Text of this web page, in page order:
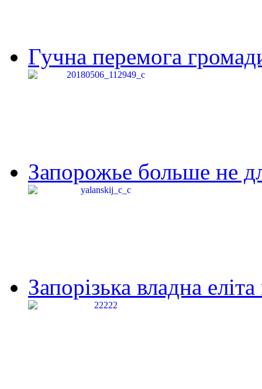
Гучна перемога
Запорожье больше не
Запорізька владна